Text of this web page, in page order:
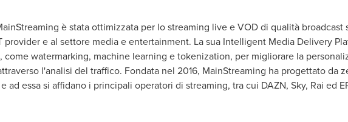
è stata ottimizzata per lo streaming live eVOD di qualità broadcast
provider e al settore media e entertainment. La sua Intelligent Media Delivery
watermarking, machine learning e tokenization, per migliorare la
l'analisi del traffico. Fondata nel 2016, MainStreaming ha progettato da
essa si affidano i principali operatori di streaming, tra cui DAZN, Sky, Rai ed